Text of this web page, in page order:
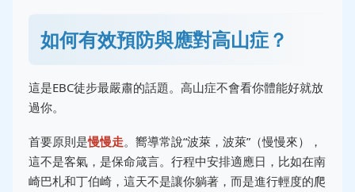
如何有效預防與應對高山症？
這是EBC徒步最嚴肅的話題。高山症不會看你體能好就放
過你。
首要原則是慢慢走。嚮導常說“波萊，波萊”（慢慢來），
這不是客氣，是保命箴言。行程中安排適應日，比如在南
崎巴札和丁伯崎，這天不是讓你躺著，而是進行輕度的爬